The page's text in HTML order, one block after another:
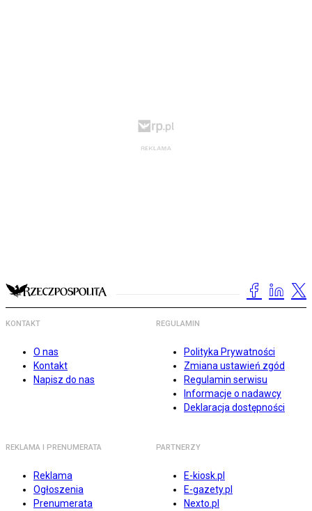
KONTAKT
O nas
Kontakt
Napisz do nas
REGULAMIN
Polityka Prywatności
Zmiana ustawień zgód
Regulamin serwisu
Informacje o nadawcy
Deklaracja dostępności
REKLAMA I PRENUMERATA
Reklama
Ogłoszenia
Prenumerata
PARTNERZY
E-kiosk.pl
E-gazety.pl
Nexto.pl